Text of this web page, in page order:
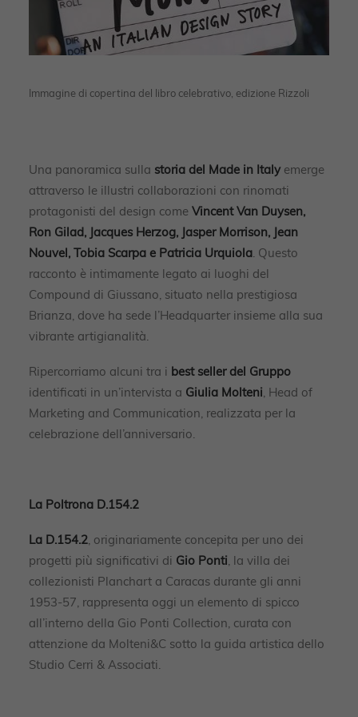
Immagine di copertina del libro celebrativo, edizione Rizzoli
Una panoramica sulla storia del Made in Italyemerge
attraverso le illustri collaborazioni con rinomati
protagonisti del design come Vincent Van Duysen,
Ron Gilad, Jacques Herzog, Jasper Morrison, Jean
Nouvel, Tobia Scarpa e Patricia Urquiola. Questo
racconto è intimamente legato ai luoghi del
Compound di Giussano, situato nella prestigiosa
Brianza, dove ha sede l’Headquarter insieme alla sua
vibrante artigianalità.
Ripercorriamo alcuni tra i best seller del Gruppo
identificati in un’intervista a Giulia Molteni, Head of
Marketing and Communication, realizzata per la
celebrazione dell’anniversario.
La Poltrona D.154.2
La D.154.2, originariamente concepita per uno dei
progetti più significativi di Gio Ponti, la villa dei
collezionisti Planchart a Caracas durante gli anni
1953-57, rappresenta oggi un elemento di spicco
all’interno della Gio Ponti Collection, curata con
attenzione da Molteni&C sotto la guida artistica dello
Studio Cerri & Associati.